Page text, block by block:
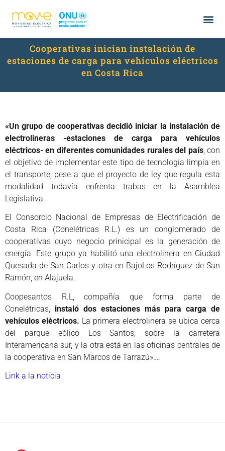
Cooperativas inician instalación de
estaciones de carga para vehículos eléctricos
en Costa Rica
«Un grupo de cooperativas decidió iniciar la instalación de
electrolineras -estaciones de carga para vehículos
eléctricos- en diferentes comunidades rurales del país, con
el objetivo de implementar este tipo de tecnología limpia en
el transporte, pese a que el proyecto de ley que regula esta
modalidad todavía enfrenta trabas en la Asamblea
Legislativa.
El Consorcio Nacional de Empresas de Electrificación de
Costa Rica (Conelétricas R.L.) es un conglomerado de
cooperativas cuyo negocio prinicipal es la generación de
energía. Este grupo ya habilitó una electrolinera en Ciudad
Quesada de San Carlos y otra en BajoLos Rodríguez de San
Ramón, en Alajuela.
Coopesantos R.L, compañía que forma parte de
Conelétricas, instaló dos estaciones más para carga de
vehículos eléctricos. La primera electrolinera se ubica cerca
del parque eólico Los Santos, sobre la carretera
Interamericana sur, y la otra está en las oficinas centrales de
la cooperativa en San Marcos de Tarrazú»….
Link a la noticia